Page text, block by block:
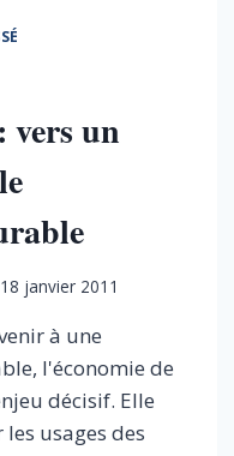
vers un
18 janvier 2011
à une
l'économie de
décisif. Elle
usages des